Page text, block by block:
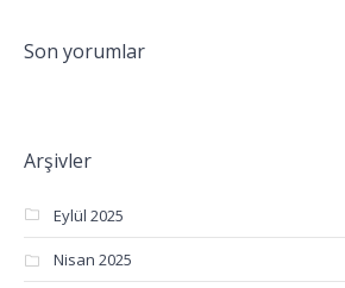
Son yorumlar
Arşivler
Eylül 2025
Nisan 2025